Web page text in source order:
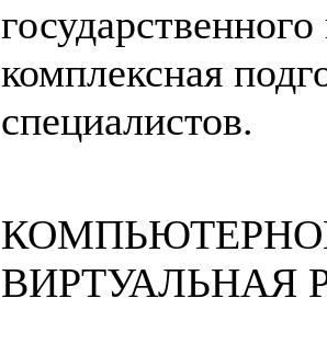
комплексная
специалистов.
ВИРТУАЛЬНАЯ